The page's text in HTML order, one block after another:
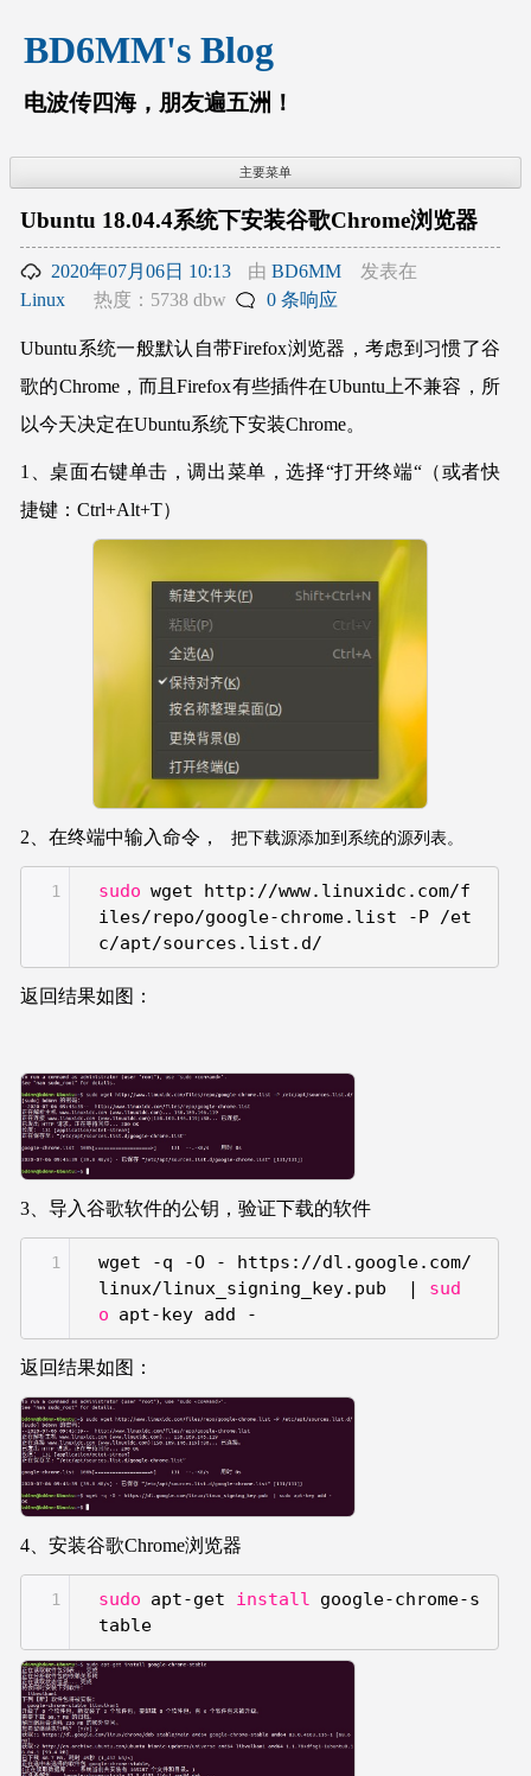
BD6MM's Blog
电波传四海，朋友遍五洲！
主要菜单
Ubuntu 18.04.4系统下安装谷歌Chrome浏览器
2020年07月06日 10:13 由 BD6MM
发表在
Linux
热度：5738 dbw 0 条响应
Ubuntu系统一般默认自带Firefox浏览器，考虑到习惯了谷
歌的Chrome，而且Firefox有些插件在Ubuntu上不兼容，所
以今天决定在Ubuntu系统下安装Chrome。
1、桌面右键单击，调出菜单，选择“打开终端“（或者快
捷键：Ctrl+Alt+T）
2、在终端中输入命令， 把下载源添加到系统的源列表。
1 sudo wget http: //www.linuxidc.com/f
iles/repo/google-chrome.list -P /et
c/apt/sources .list.d/
返回结果如图：
3、导入谷歌软件的公钥，验证下载的软件
1 wget -q -O - https: //dl .google.com/
linux/linux_signing_key.pub | sud
o apt-key add -
返回结果如图：
4、安装谷歌Chrome浏览器
1 sudo apt-get install google-chrome-s
table